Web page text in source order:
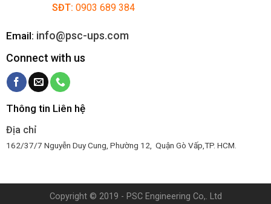
SĐT: 0903 689 384
Email: info@psc-ups.com
Connect with us
Thông tin Liên hệ
Địa chỉ
162/37/7 Nguyễn Duy Cung, Phường 12, Quận Gò Vấp,TP. HCM.
Copyright © 2019 - PSC Engineering Co,. Ltd